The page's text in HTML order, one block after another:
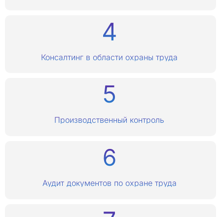
Консалтинг в области охраны труда
Производственный контроль
Аудит документов по охране труда